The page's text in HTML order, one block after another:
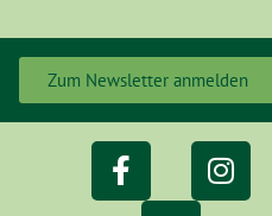
Zum Newsletter anmelden